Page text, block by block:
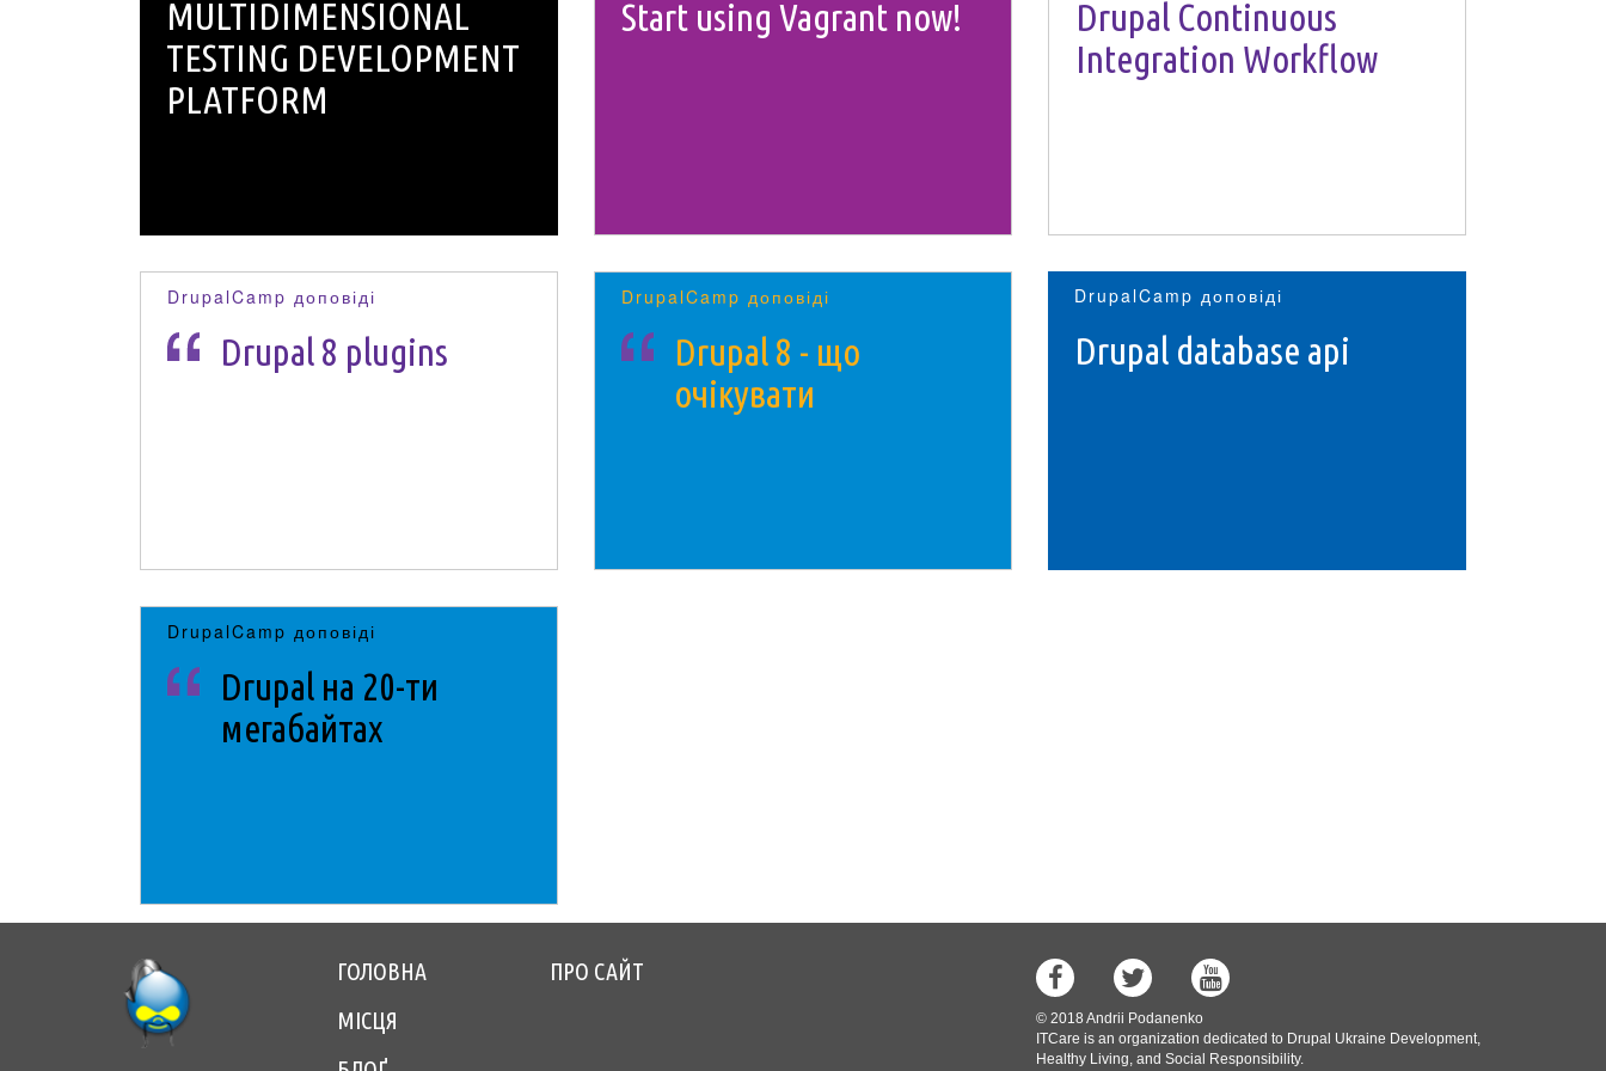
MULTIDIMENSIONAL
TESTING DEVELOPMENT
PLATFORM
Start using Vagrant now!
Drupal Continuous
Integration Workflow
DrupalCamp доповіді
Drupal 8 plugins
DrupalCamp доповіді
Drupal 8 - що
очікувати
DrupalCamp доповіді
Drupal database api
DrupalCamp доповіді
Drupal на 20-ти
мегабайтах
Footer
menu
ГОЛОВНА
МІСЦЯ
ПРО САЙТ
© 2018 Andrii Podanenko
ITCare is an organization dedicated to Drupal Ukraine Development,
Healthy Living, and Social Responsibility.